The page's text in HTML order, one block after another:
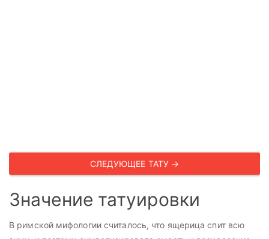
СЛЕДУЮЩЕЕ ТАТУ →
Значение татуировки
В римской мифологии считалось, что ящерица спит всю